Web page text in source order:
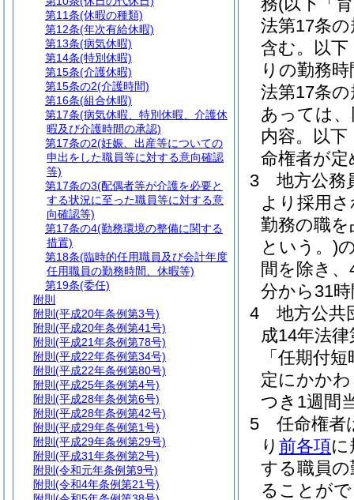
法第17条
含む。以下
りの勤務
法第17条
あっては
内容。以
命権者が定
3
地方公務
より採用
勤務の職
という。)
間を除き
分から31
4
地方公共
成14年法律
「任期付
定にかか
つき1週間
5
任命権者
り 前各項に
する職員
ることが
第11条(休暇の種類)
第12条(年次有給休暇)
第13条(病気休暇)
第14条(特別休暇)
第15条(介護休暇)
第15条の2(介護時間)
第16条(組合休暇)
第17条(病気休暇、特別休暇、介護休
暇及び介護時間の承認)
第17条の2(妊娠、出産等についての
申出をした職員等に対する意向確認
等)
第17条の3(配偶者等が介護を必要と
する状況に至った職員等に対する意
向確認等)
第17条の4(勤務環境の整備に関する
措置)
第18条(臨時的任用職員及び会計年度
任用職員の勤務時間、休暇等)
第19条(委任)
附則
附則 (平成20年条例第3号)
附則 (平成20年条例第41号)
附則 (平成21年条例第78号)
附則 (平成22年条例第34号)
附則 (平成22年条例第80号)
附則 (平成25年条例第4号)
附則 (平成28年条例第6号)
附則 (平成28年条例第42号)
附則 (平成29年条例第1号)
附則 (平成29年条例第29号)
附則 (平成31年条例第2号)
附則 (令和元年条例第9号)
附則 (令和4年条例第21号)